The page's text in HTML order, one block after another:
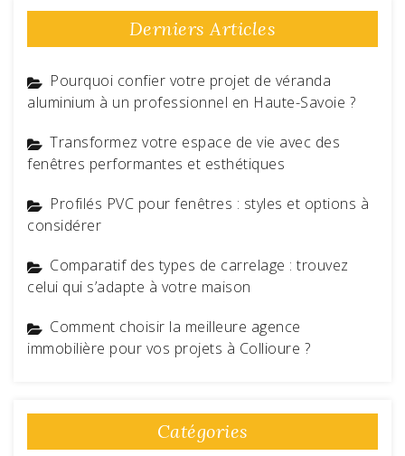
Derniers Articles
Pourquoi confier votre projet de véranda
aluminium à un professionnel en Haute-Savoie ?
Transformez votre espace de vie avec des
fenêtres performantes et esthétiques
Profilés PVC pour fenêtres : styles et options à
considérer
Comparatif des types de carrelage : trouvez
celui qui s’adapte à votre maison
Comment choisir la meilleure agence
immobilière pour vos projets à Collioure ?
Catégories